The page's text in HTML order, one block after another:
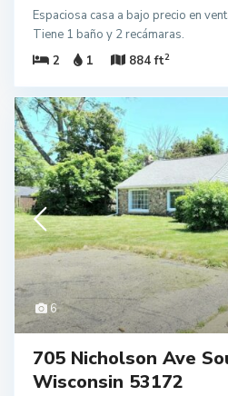
Espaciosa casa a bajo precio en
Tiene 1 baño y 2 recámaras.
2
1 884 ft2
6
705 Nicholson Ave
Wisconsin 53172